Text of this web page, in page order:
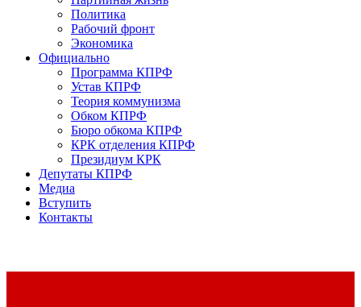
Политика
Рабочий фронт
Экономика
Официально
Программа КПРФ
Устав КПРФ
Теория коммунизма
Обком КПРФ
Бюро обкома КПРФ
КРК отделения КПРФ
Президиум КРК
Депутаты КПРФ
Медиа
Вступить
Контакты